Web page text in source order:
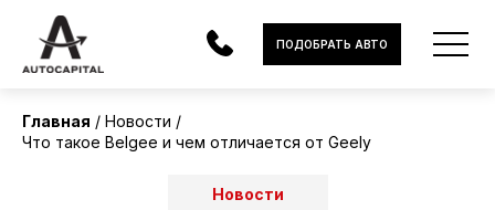
АВТОМОБИЛИ
ЭЛЕКТРОМОБИЛИ
ПОДОБРАТЬ АВТО
Главная
Новости
Что такое Belgee и чем отличается от Geely
Новости